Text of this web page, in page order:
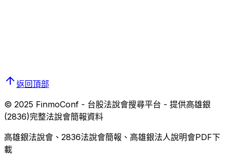
返回頂部
© 2025 FinmoConf - 台股法說會搜尋平台 - 提供高雄銀
(2836)完整法說會簡報資料
高雄銀法說會、 2836法說會簡報、 高雄銀法人說明會PDF下
載